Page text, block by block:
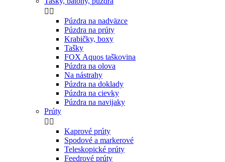
 
Púzdra na nadväzce
Púzdra na prúty
Krabičky, boxy
Tašky
FOX Aquos taškovina
Púzdra na olova
Na nástrahy
Púzdra na doklady
Púzdra na cievky
Púzdra na navijaky
Prúty
 
Kaprové prúty
Spodové a markerové
Teleskopické prúty
Feedrové prúty